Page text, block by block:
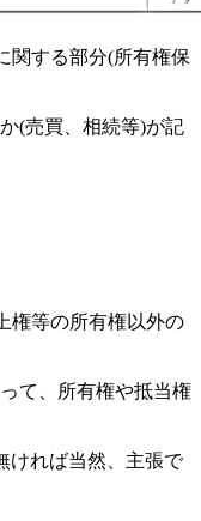
関する部分(所有権保
(売買、相続等)が記
権等の所有権以外の
て、所有権や抵当権
ければ当然、主張で